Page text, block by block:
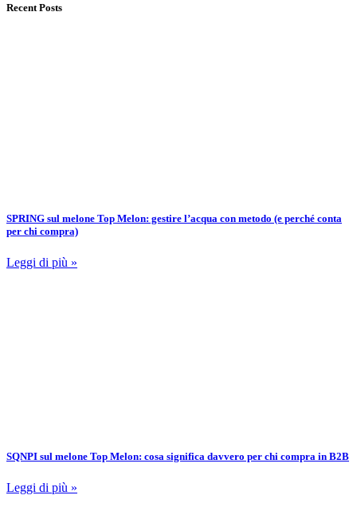
Recent Posts
SPRING sul melone Top Melon: gestire l’acqua con metodo (e perché conta
per chi compra)
Leggi di più »
SQNPI sul melone Top Melon: cosa significa davvero per chi compra in B2B
Leggi di più »